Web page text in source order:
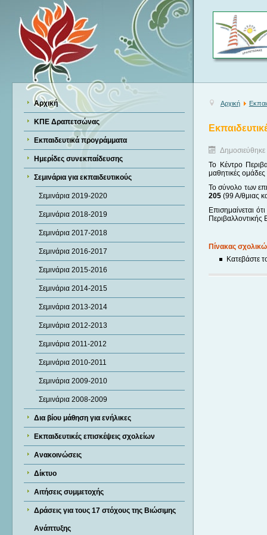
Αρχική
ΚΠΕ Δραπετσώνας
Εκπαιδευτικά προγράμματα
Ημερίδες συνεκπαίδευσης
Σεμινάρια για εκπαιδευτικούς
Σεμινάρια 2019-2020
Σεμινάρια 2018-2019
Σεμινάρια 2017-2018
Σεμινάρια 2016-2017
Σεμινάρια 2015-2016
Σεμινάρια 2014-2015
Σεμινάρια 2013-2014
Σεμινάρια 2012-2013
Σεμινάρια 2011-2012
Σεμινάρια 2010-2011
Σεμινάρια 2009-2010
Σεμινάρια 2008-2009
Δια βίου μάθηση για ενήλικες
Εκπαιδευτικές επισκέψεις σχολείων
Ανακοινώσεις
Δίκτυο
Αιτήσεις συμμετοχής
Δράσεις για τους 17 στόχους της Βιώσιμης
Ανάπτυξης
Αρχική
Το Κέντρο
μαθητικές
Το σύνολο των
205 (99 Α/θμιας
Επισημαίνεται
Πίνακας
Κατεβάστε